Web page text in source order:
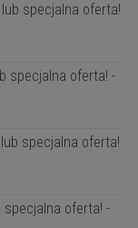
specjalna oferta!
specjalna oferta! -
specjalna oferta!
specjalna oferta! -